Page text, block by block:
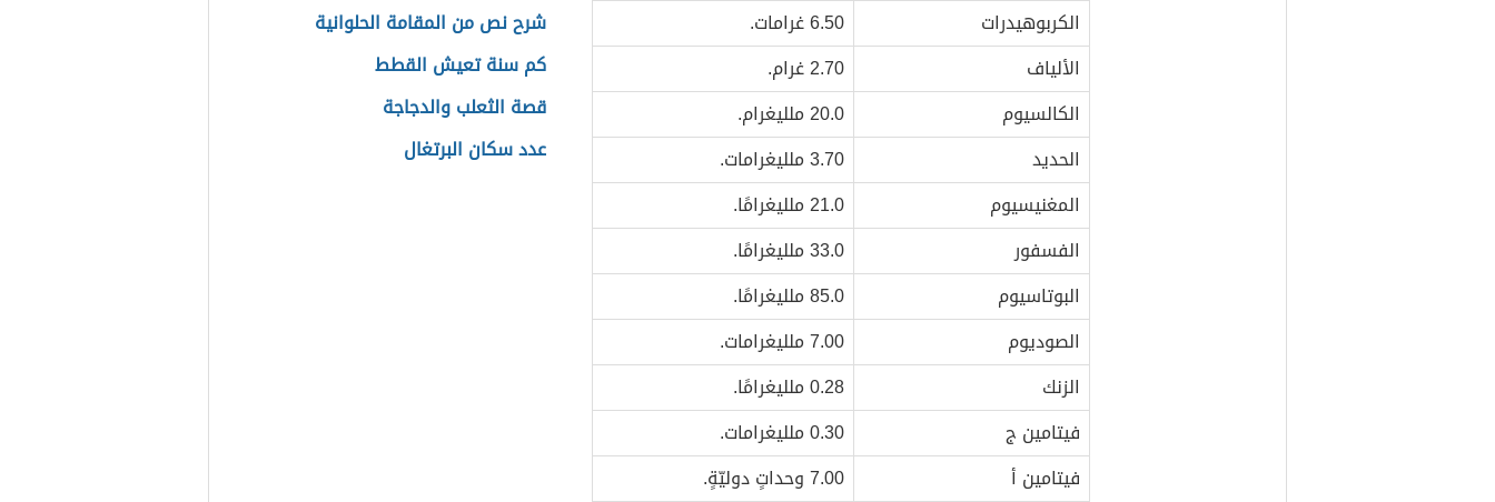
الكربوهيدرات
6.50 غرامات.
الألياف
2.70 غرام.
الكالسيوم
20.0 ملليغرام.
الحديد
3.70 ملليغرامات.
المغنيسيوم
21.0 ملليغرامًا.
الفسفور
33.0 ملليغرامًا.
البوتاسيوم
85.0 ملليغرامًا.
الصوديوم
7.00 ملليغرامات.
الزنك
0.28 ملليغرامًا.
فيتامين ج
0.30 ملليغرامات.
فيتامين أ
7.00 وحداتٍ دوليّةٍ.
شرح نص من المقامة الحلوانية
كم سنة تعيش القطط
قصة الثعلب والدجاجة
عدد سكان البرتغال